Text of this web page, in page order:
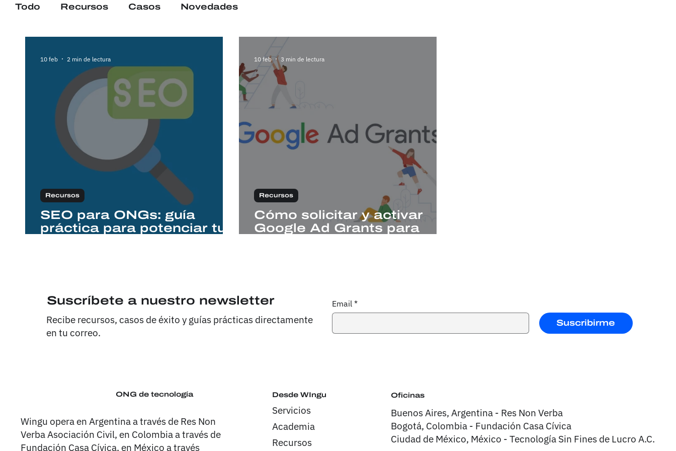
Todo Recursos Casos Novedades
SEO para ONGs: guía
práctica para potenciar tu
Recursos
10 feb 2 min de lectura
Cómo solicitar y activar
Google Ad Grants para
Recursos
10 feb 3 min de lectura
ONG de tecnología
Wingu opera en Argentina a través de Res Non
Verba Asociación Civil, en Colombia a través de
Fundación Casa Cívica, en México a través
Desde WIngu
Servicios
Academia
Recursos
Oficinas
Buenos Aires, Argentina - Res Non Verba
Bogotá, Colombia - Fundación Casa Cívica
Ciudad de México, México - Tecnología Sin Fines de Lucro A.C.
Suscríbete a nuestro newsletter
Recibe recursos, casos de éxito y guías prácticas directamente
en tu correo.
Email *
Suscribirme